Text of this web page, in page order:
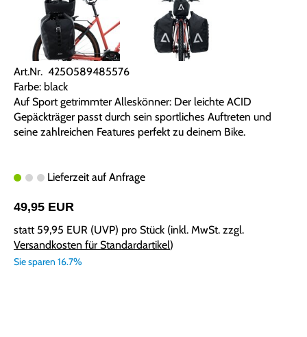
Art.Nr. 4250589485576
Farbe: black
Auf Sport getrimmter Alleskönner: Der leichte ACID
Gepäckträger passt durch sein sportliches Auftreten und
seine zahlreichen Features perfekt zu deinem Bike.
Lieferzeit auf Anfrage
49,95 EUR
statt 59,95 EUR (UVP) pro Stück (inkl. MwSt. zzgl.
Versandkosten für Standardartikel)
Sie sparen 16.7%